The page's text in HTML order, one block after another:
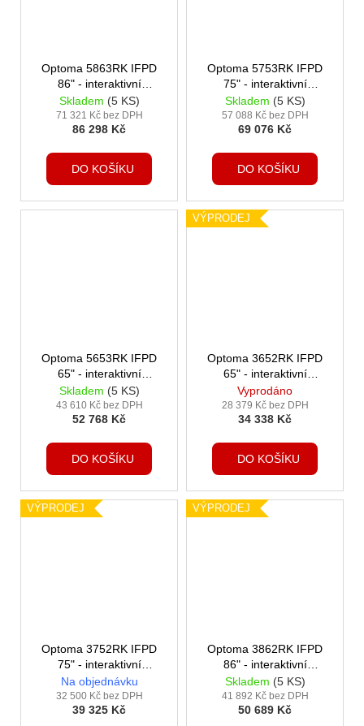
Optoma 5863RK IFPD
86" - interaktivní
dotykový, 4K UHD,
multidotyk 50 prstů,
Android 13, 8GB
Skladem (5 KS)
71 321 Kč bez DPH
86 298 Kč
DO KOŠÍKU
Optoma 5753RK IFPD
75" - interaktivní
dotykový, 4K UHD,
multidotyk 50 prstů,
Android 13, 8GB
Skladem (5 KS)
57 088 Kč bez DPH
69 076 Kč
DO KOŠÍKU
Optoma 5653RK IFPD
65" - interaktivní
dotykový, 4K UHD,
multidotyk 50 prstů,
Android 13, 8GB
Skladem (5 KS)
43 610 Kč bez DPH
52 768 Kč
DO KOŠÍKU
VÝPRODEJ
Optoma 3652RK IFPD
65" - interaktivní
dotykový, 4K UHD,
multidotyk 40 prstů,
Android 11, 4GB
Vyprodáno
28 379 Kč bez DPH
34 338 Kč
DO KOŠÍKU
VÝPRODEJ
Optoma 3752RK IFPD
75" - interaktivní
dotykový, 4K UHD,
multidotyk 40 prstů,
Android 11, 4GB
Na objednávku
32 500 Kč bez DPH
39 325 Kč
VÝPRODEJ
Optoma 3862RK IFPD
86" - interaktivní
dotykový, 4K UHD,
multidotyk 40 prstů,
Android 11, 4GB
Skladem (5 KS)
41 892 Kč bez DPH
50 689 Kč